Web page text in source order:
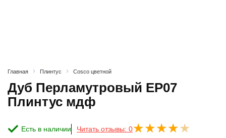
Главная Плинтус Cosco цветной
Дуб Перламутровый ЕP07
Плинтус мдф
Есть в наличии Читать отзывы: 0